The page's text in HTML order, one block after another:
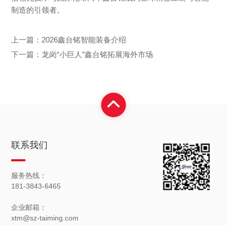
制造的引领者。
上一篇： 2026鑫台铭智能装备介绍
下一篇： 龙岗“小巨人”鑫台铭拓展海外市场
联系我们
服务热线：
181-3843-6465
企业邮箱：
xtm@sz-taiming.com